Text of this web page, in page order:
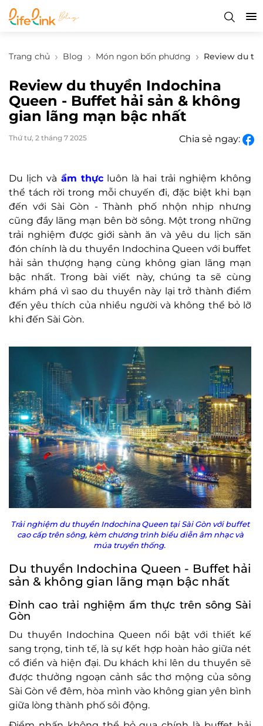
Trang chủ Blog Món ngon bốn phương Review du
Review du thuyền Indochina
Queen - Buffet hải sản & không
gian lãng mạn bậc nhất
Thứ tư, 2 tháng 7 2025 Chia sẻ ngay:
Du lịch và ẩm thựcluôn là hai trải nghiệm không
thể tách rời trong mỗi chuyến đi, đặc biệt khi bạn
đến với Sài Gòn - Thành phố nhộn nhịp nhưng
cũng đầy lãng mạn bên bờ sông. Một trong những
trải nghiệm được giới sành ăn và yêu du lịch săn
đón chính là du thuyền Indochina Queen với buffet
hải sản thượng hạng cùng không gian lãng mạn
bậc nhất. Trong bài viết này, chúng ta sẽ cùng
khám phá vì sao du thuyền này lại trở thành điểm
đến yêu thích của nhiều người và không thể bỏ lỡ
khi đến Sài Gòn.
Trải nghiệm du thuyền Indochina Queen tại Sài Gòn với buffet
cao cấp trên sông, kèm chương trình biểu diễn âm nhạc và
múa truyền thống.
Du thuyền Indochina Queen - Buffet hải
sản & không gian lãng mạn bậc nhất
Đỉnh cao trải nghiệm ẩm thực trên sông Sài
Gòn
Du thuyền Indochina Queen nổi bật với thiết kế
sang trọng, tinh tế, là sự kết hợp hoàn hảo giữa nét
cổ điển và hiện đại. Du khách khi lên du thuyền sẽ
được thưởng ngoạn cảnh sắc thơ mộng của sông
Sài Gòn về đêm, hòa mình vào không gian yên bình
giữa lòng thành phố sôi động.